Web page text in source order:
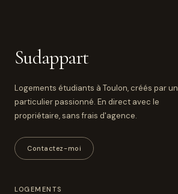
Sudappart
Logements étudiants à Toulon, créés par un
particulier passionné. En direct avec le
propriétaire, sans frais d'agence.
Contactez-moi
LOGEMENTS